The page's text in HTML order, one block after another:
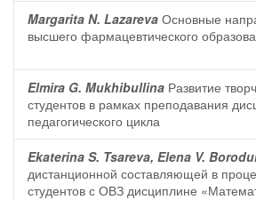
Margarita N. Lazareva Основные
высшего фармацевтического
Elmira G. Mukhibullina Развитие
студентов в рамках преподавания
педагогического цикла
Ekaterina S. Tsareva, Elena V.
дистанционной составляющей в
студентов с ОВЗ дисциплине